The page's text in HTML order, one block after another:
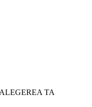
TA